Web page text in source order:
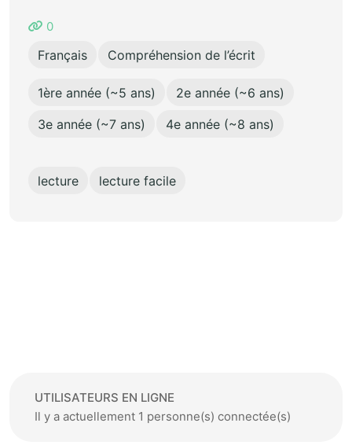
0
Français Compréhension de l’écrit
1ère année (~5 ans)
2e année (~6 ans)
3e année (~7 ans)
4e année (~8 ans)
lecture lecture facile
UTILISATEURS EN LIGNE
Il y a actuellement 1 personne(s) connectée(s)